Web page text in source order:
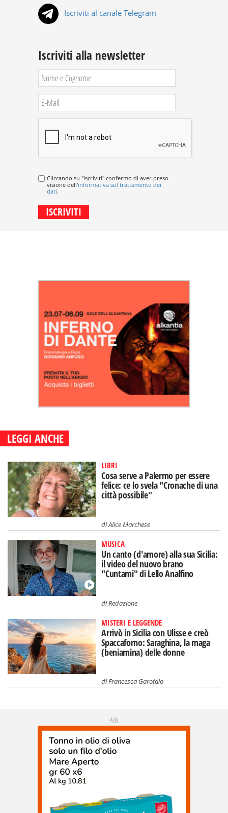
Iscriviti al canale Telegram
Iscriviti alla newsletter
Cliccando su "Iscriviti" confermo di aver preso
visione dell'informativa sul trattamento dei
dati.
LEGGI ANCHE
LIBRI
Cosa serve a Palermo per essere
felice: ce lo svela "Cronache di una
città possibile"
diAlice Marchese
MUSICA
Un canto (d'amore) alla sua Sicilia:
il video del nuovo brano
"Cuntami" di Lello Analfino
diRedazione
MISTERI E LEGGENDE
Arrivò in Sicilia con Ulisse e creò
Spaccaforno: Saraghina, la maga
(beniamina) delle donne
diFrancesca Garofalo
Adv